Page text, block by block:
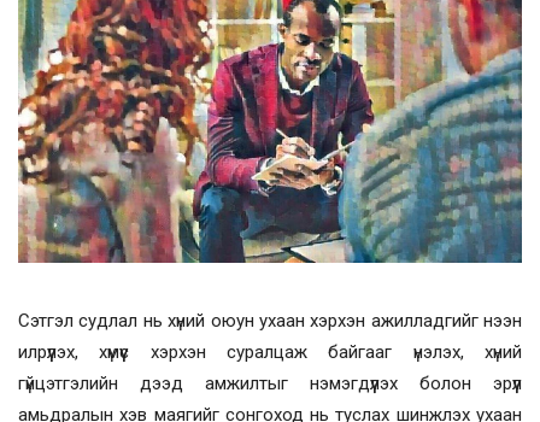
Сэтгэл судлал нь хүний оюун ухаан хэрхэн ажилладгийг нээн
илрүүлэх, хүмүүс хэрхэн суралцаж байгааг үнэлэх, хүний
гүйцэтгэлийн дээд амжилтыг нэмэгдүүлэх болон эрүүл
амьдралын хэв маягийг сонгоход нь туслах шинжлэх ухаан